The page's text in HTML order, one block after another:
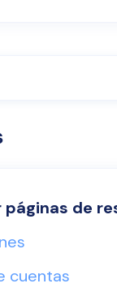
páginas de
cuentas